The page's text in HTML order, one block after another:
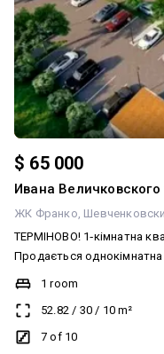
$ 65 000
Ивана
ЖК Франко
ТЕРМІНОВО! 1‑кімнатна
Продається
житловому комплексі
можливістю зонування Є лоджія, квартира з видом на ліс —
свіже повітря та тиша Будинок збудований за новими
1 room
52.82 / 30/ 10m²
7 of 10